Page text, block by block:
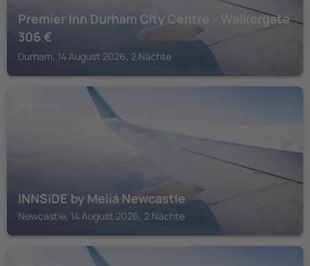
Premier Inn Durham City Centre - Walkergate
306 €
Durham, 14 August 2026, 2 Nächte
INNSiDE by Meliá Newcastle
Newcastle, 14 August 2026, 2 Nächte